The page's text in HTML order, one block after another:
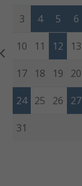
3 4 5 6
10 11 12 13
17 18 19 20
24 25 26 27
31